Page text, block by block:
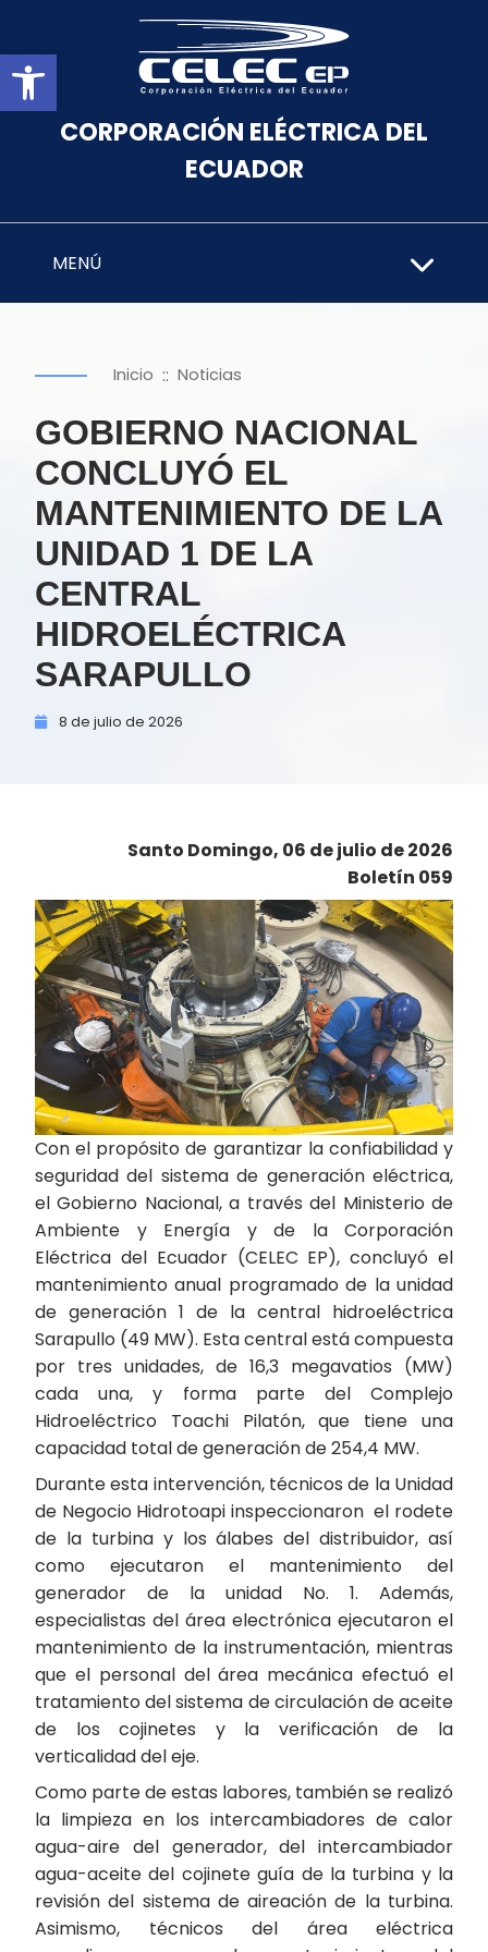
Abrir barra de herramientas
CORPORACIÓN ELÉCTRICA DEL
ECUADOR
MENÚ
Inicio :: Noticias
GOBIERNO NACIONAL
CONCLUYÓ EL
MANTENIMIENTO DE LA
UNIDAD 1 DE LA
CENTRAL
HIDROELÉCTRICA
SARAPULLO
8 de julio de 2026
Santo Domingo, 06 de julio de 2026
Boletín 059
Con el propósito de garantizar la confiabilidad y
seguridad del sistema de generación eléctrica,
el Gobierno Nacional, a través del Ministerio de
Ambiente y Energía y de la Corporación
Eléctrica del Ecuador (CELEC EP), concluyó el
mantenimiento anual programado de la unidad
de generación 1 de la central hidroeléctrica
Sarapullo (49 MW). Esta central está compuesta
por tres unidades, de 16,3 megavatios (MW)
cada una, y forma parte del Complejo
Hidroeléctrico Toachi Pilatón, que tiene una
capacidad total de generación de 254,4 MW.
Durante esta intervención, técnicos de la Unidad
de Negocio Hidrotoapi inspeccionaron el rodete
de la turbina y los álabes del distribuidor, así
como ejecutaron el mantenimiento del
generador de la unidad No. 1. Además,
especialistas del área electrónica ejecutaron el
mantenimiento de la instrumentación, mientras
que el personal del área mecánica efectuó el
tratamiento del sistema de circulación de aceite
de los cojinetes y la verificación de la
verticalidad del eje.
Como parte de estas labores, también se realizó
la limpieza en los intercambiadores de calor
agua-aire del generador, del intercambiador
agua-aceite del cojinete guía de la turbina y la
revisión del sistema de aireación de la turbina.
Asimismo, técnicos del área eléctrica